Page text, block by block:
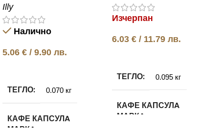
Illy
Налично
5.06 € / 9.90 лв.
ТЕГЛО 0.070 кг
КАФЕ КАПСУЛA
МАРКA
Изчерпан
6.03 € / 11.79 лв.
ТЕГЛО 0.095 кг
КАФЕ КАПСУЛA
МАРКA